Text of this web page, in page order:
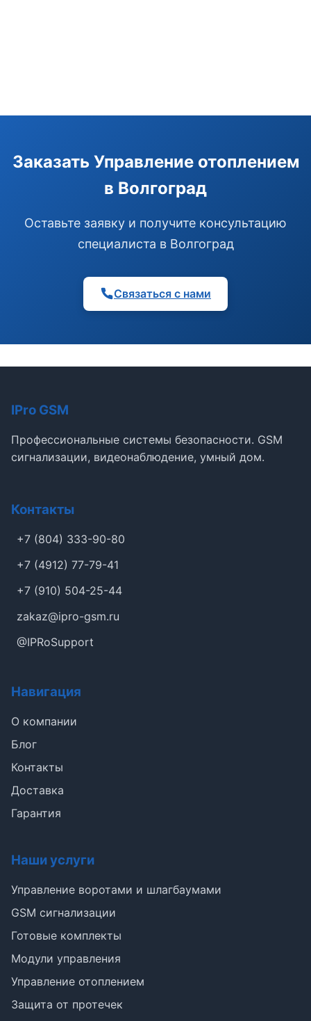
Заказать Управление отоплением
в Волгоград
Оставьте заявку и получите консультацию
специалиста в Волгоград
Связаться с нами
IPro GSM
Профессиональные системы безопасности. GSM
сигнализации, видеонаблюдение, умный дом.
Контакты
+7 (804) 333-90-80
+7 (4912) 77-79-41
+7 (910) 504-25-44
zakaz@ipro-gsm.ru
@IPRoSupport
Навигация
О компании
Блог
Контакты
Доставка
Гарантия
Наши услуги
Управление воротами и шлагбаумами
GSM сигнализации
Готовые комплекты
Модули управления
Управление отоплением
Защита от протечек
модуль управления или готовый комплект.
Узнать цену и наличие
Здравствуйте! Чем помочь?